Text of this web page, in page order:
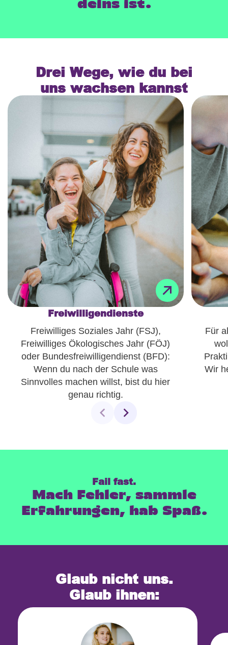
deins ist.
Drei Wege, wie du bei
uns wachsen kannst
Freiwilligendienste
Freiwilliges Soziales Jahr (FSJ),
Freiwilliges Ökologisches Jahr (FÖJ)
oder Bundesfreiwilligendienst (BFD):
Wenn du nach der Schule was
Sinnvolles machen willst, bist du hier
genau richtig.
Für
Wir
Fail fast.
Mach Fehler, sammle
Erfahrungen, hab Spaß.
Glaub nicht uns.
Glaub ihnen: